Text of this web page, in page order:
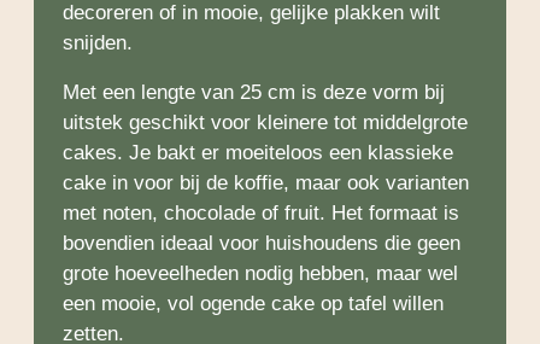
decoreren of in mooie, gelijke plakken wilt
snijden.
Met een lengte van 25 cm is deze vorm bij
uitstek geschikt voor kleinere tot middelgrote
cakes. Je bakt er moeiteloos een klassieke
cake in voor bij de koffie, maar ook varianten
met noten, chocolade of fruit. Het formaat is
bovendien ideaal voor huishoudens die geen
grote hoeveelheden nodig hebben, maar wel
een mooie, vol ogende cake op tafel willen
zetten.